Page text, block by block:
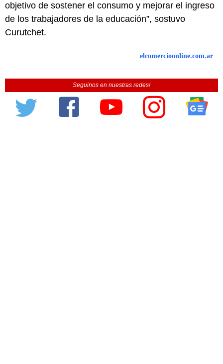
objetivo de sostener el consumo y mejorar el ingreso
de los trabajadores de la educación”, sostuvo
Curutchet.
elcomercioonline.com.ar
Seguinos en nuestras redes!